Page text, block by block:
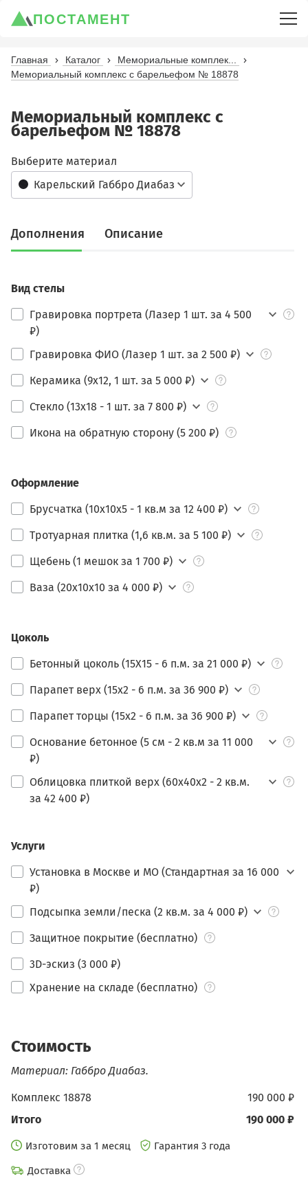
ПОСТАМЕНТ
Главная Каталог
Мемориальные комплек...
Мемориальный комплекс с барельефом № 18878
Мемориальный комплекс с
барельефом № 18878
Карельский Габбро Диабаз
Выберите материал
Дополнения Описание
Вид стелы
Гравировка портрета (Лазер 1 шт. за 4 500
₽)
Гравировка ФИО (Лазер 1 шт. за 2 500 ₽)
Керамика (9х12, 1 шт. за 5 000 ₽)
Стекло (13х18 - 1 шт. за 7 800 ₽)
Икона на обратную сторону (5 200 ₽)
Оформление
Брусчатка (10х10х5 - 1 кв.м за 12 400 ₽)
Тротуарная плитка (1,6 кв.м. за 5 100 ₽)
Щебень (1 мешок за 1 700 ₽)
Ваза (20х10х10 за 4 000 ₽)
Цоколь
Бетонный цоколь (15Х15 - 6 п.м. за 21 000 ₽)
Парапет верх (15х2 - 6 п.м. за 36 900 ₽)
Парапет торцы (15х2 - 6 п.м. за 36 900 ₽)
Основание бетонное (5 см - 2 кв.м за 11 000
₽)
Облицовка плиткой верх (60х40х2 - 2 кв.м.
за 42 400 ₽)
Услуги
Установка в Москве и МО (Стандартная за 16 000
₽)
Подсыпка земли/песка (2 кв.м. за 4 000 ₽)
Защитное покрытие (бесплатно)
3D-эскиз (3 000 ₽)
Хранение на складе (бесплатно)
Стоимость
Материал: Габбро Диабаз.
190 000 ₽
Комплекс 18878
190 000 ₽
Итого
Изготовим за 1 месяц
Гарантия 3 года
Доставка